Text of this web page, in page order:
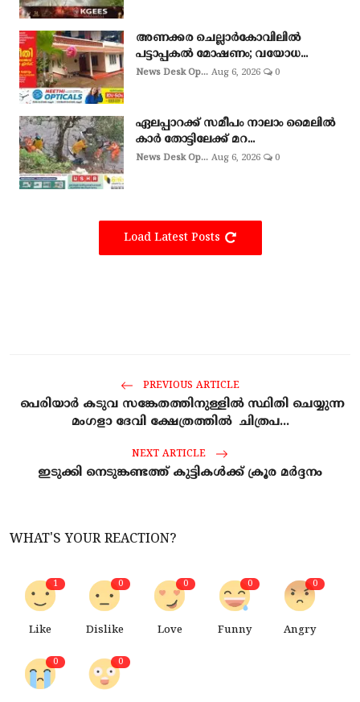
അണക്കര ചെല്ലാര്‍കോവിലില്‍
പട്ടാപ്പകല്‍ മോഷണം; വയോധ...
News Desk Op... Aug 6, 2026 0
ഏലപ്പാറക്ക് സമീപം നാലാം മൈലിൽ
കാർ തോട്ടിലേക്ക് മറ...
News Desk Op... Aug 6, 2026 0
Load Latest Posts
PREVIOUS ARTICLE
പെരിയാർ കടുവ സങ്കേതത്തിനുള്ളിൽ സ്ഥിതി ചെയ്യുന്ന
മംഗളാ ദേവി ക്ഷേത്രത്തിൽ ചിത്രപ...
NEXT ARTICLE
ഇടുക്കി നെടുങ്കണ്ടത്ത് കുട്ടികൾക്ക് ക്രൂര മർദ്ദനം
WHAT'S YOUR REACTION?
1
Like
0
Dislike
0
Love
0
Funny
0
Angry
0 0